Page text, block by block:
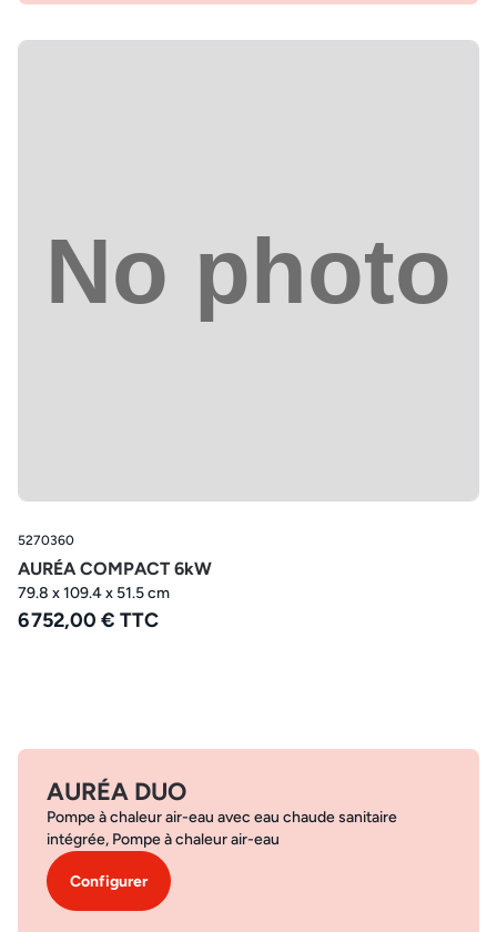
5270360
AURÉA COMPACT 6kW
79.8 x 109.4 x 51.5 cm
6 752,00 € TTC
AURÉA DUO
Pompe à chaleur air-eau avec eau chaude sanitaire
intégrée, Pompe à chaleur air-eau
Configurer